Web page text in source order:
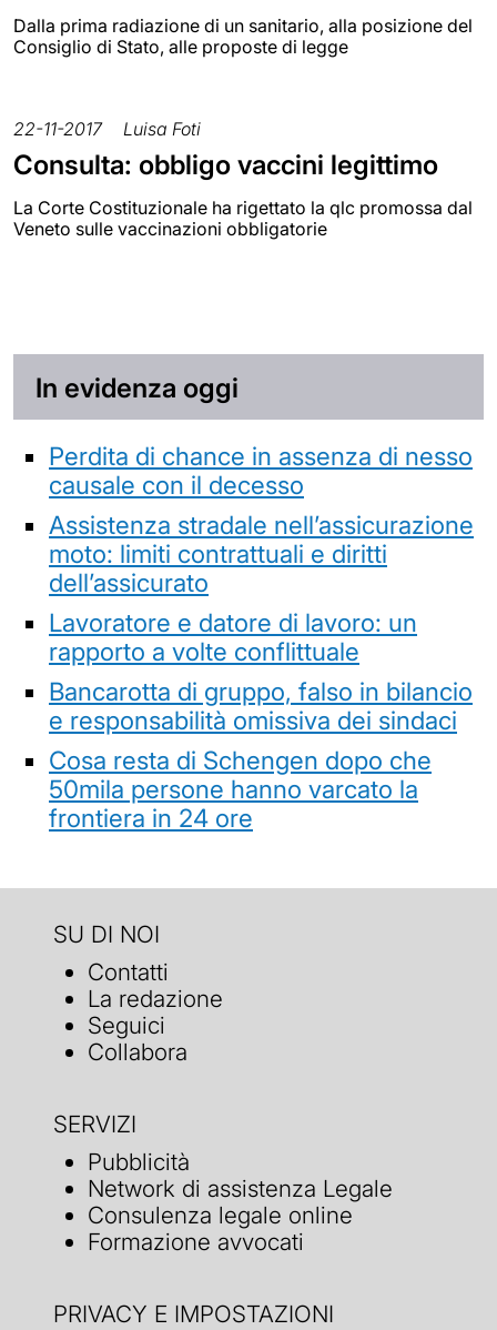
Dalla prima radiazione di un sanitario, alla posizione del
Consiglio di Stato, alle proposte di legge
22-11-2017 Luisa Foti
Consulta: obbligo vaccini legittimo
La Corte Costituzionale ha rigettato la qlc promossa dal
Veneto sulle vaccinazioni obbligatorie
In evidenza oggi
Perdita di chance in assenza di nesso
causale con il decesso
Assistenza stradale nell’assicurazione
moto: limiti contrattuali e diritti
dell’assicurato
Lavoratore e datore di lavoro: un
rapporto a volte conflittuale
Bancarotta di gruppo, falso in bilancio
e responsabilità omissiva dei sindaci
Cosa resta di Schengen dopo che
50mila persone hanno varcato la
frontiera in 24 ore
SU DI NOI
Contatti
La redazione
Seguici
Collabora
SERVIZI
Pubblicità
Network di assistenza Legale
Consulenza legale online
Formazione avvocati
PRIVACY E IMPOSTAZIONI